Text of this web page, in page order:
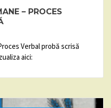
– PROCES
Verbal probă scrisă
aici: